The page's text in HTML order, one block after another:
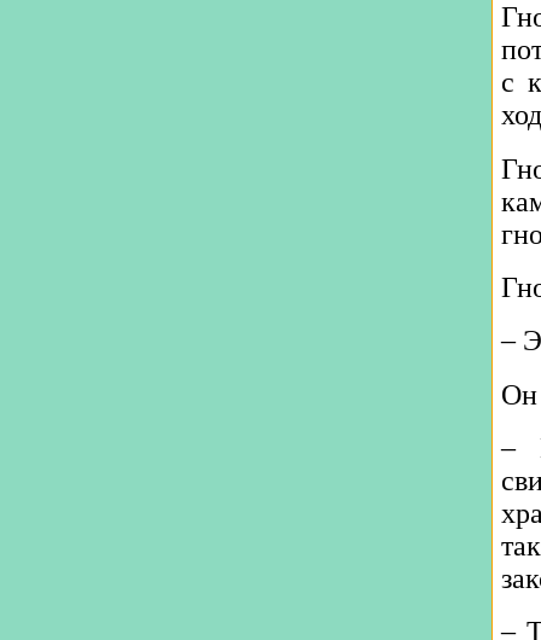
с
‒
Он
‒
‒